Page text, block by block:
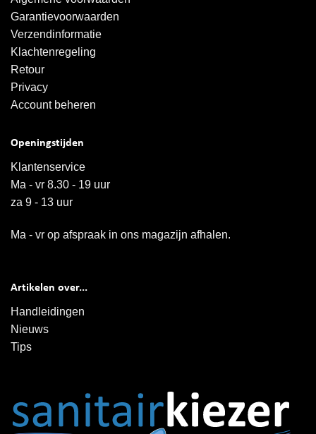
Garantievoorwaarden
Verzendinformatie
Klachtenregeling
Retour
Privacy
Account beheren
Openingstijden
Klantenservice
Ma - vr 8.30 - 19 uur
za 9 - 13 uur
Ma - vr op afspraak in ons magazijn afhalen.
Artikelen over...
Handleidingen
Nieuws
Tips